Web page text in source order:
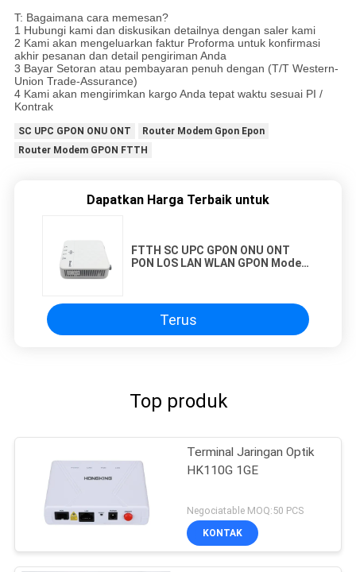
T: Bagaimana cara memesan?
1 Hubungi kami dan diskusikan detailnya dengan saler kami
2 Kami akan mengeluarkan faktur Proforma untuk konfirmasi
akhir pesanan dan detail pengiriman Anda
3 Bayar Setoran atau pembayaran penuh dengan (T/T Western-
Union Trade-Assurance)
4 Kami akan mengirimkan kargo Anda tepat waktu sesuai PI /
Kontrak
SC UPC GPON ONU ONT
Router Modem Gpon Epon
Router Modem GPON FTTH
Dapatkan Harga Terbaik untuk
FTTH SC UPC GPON ONU ONT
PON LOS LAN WLAN GPON Modem
Terus
Top produk
Terminal Jaringan Optik
HK110G 1GE
Negociatable MOQ:50 PCS
KONTAK